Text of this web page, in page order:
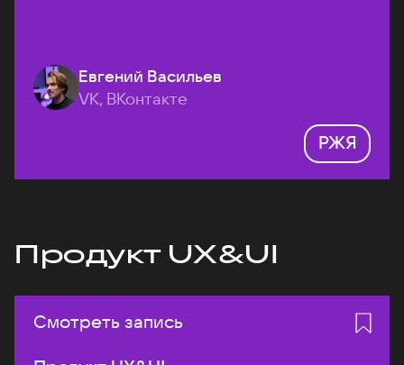
Евгений Васильев
VK, ВКонтакте
РЖЯ
Продукт UX&UI
Смотреть запись